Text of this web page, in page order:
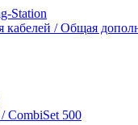
Station
/ Общая
CombiSet 500